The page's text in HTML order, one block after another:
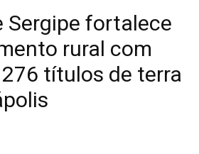
Sergipe fortalece
rural com
títulos de terra